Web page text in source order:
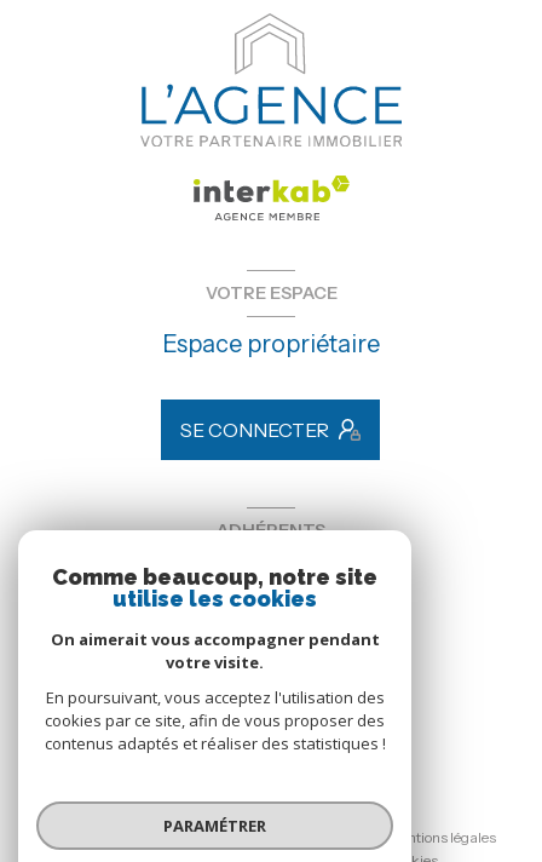
VOTRE ESPACE
Espace propriétaire
SE CONNECTER
ADHÉRENTS
Nous adhérons
© 2026 | Tous droits réservés
Nos honoraires
Nos partenaires
Mentions légales
Comme beaucoup, notre site
utilise les cookies
On aimerait vous accompagner pendant
votre visite.
En poursuivant, vous acceptez l'utilisation des
cookies par ce site, afin de vous proposer des
contenus adaptés et réaliser des statistiques !
PARAMÉTRER